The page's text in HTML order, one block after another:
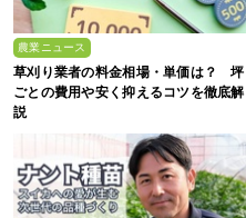
農業ニュース
草刈り業者の料金相場・単価は？ 坪
ごとの費用や安く抑えるコツを徹底解
説